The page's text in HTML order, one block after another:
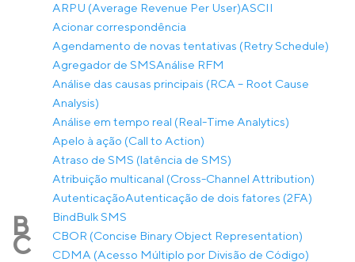
ARPU (Average Revenue Per User)ASCII
Acionar correspondência
Agendamento de novas tentativas (Retry Schedule)
Agregador de SMSAnálise RFM
Análise das causas principais (RCA – Root Cause
Analysis)
Análise em tempo real (Real-Time Analytics)
Apelo à ação (Call to Action)
Atraso de SMS (latência de SMS)
Atribuição multicanal (Cross-Channel Attribution)
AutenticaçãoAutenticação de dois fatores (2FA)
B BindBulk SMS
C
CBOR (Concise Binary Object Representation)
CDMA (Acesso Múltiplo por Divisão de Código)